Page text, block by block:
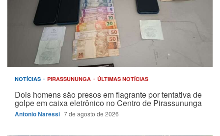
NOTÍCIAS PIRASSUNUNGA ÚLTIMAS NOTÍCIAS
Dois homens são presos em flagrante por tentativa de
golpe em caixa eletrônico no Centro de Pirassununga
Antonio Naressi 7 de agosto de 2026